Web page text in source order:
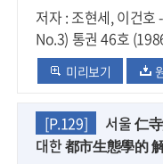
저자 : 조현세, 이건
No.3) 통권 46호
미리보기
[P.129]
서울 仁
대한 都市生態學的